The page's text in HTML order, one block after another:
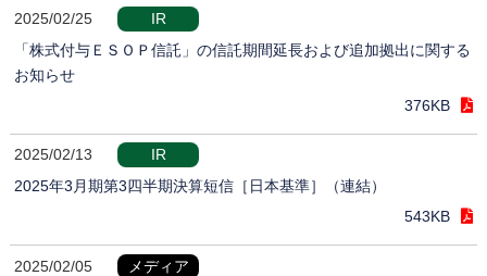
2025/02/25
IR
「株式付与ＥＳＯＰ信託」の信託期間延長および追加拠出に関する
お知らせ
376KB
2025/02/13
IR
2025年3月期第3四半期決算短信［日本基準］（連結）
543KB
2025/02/05
メディア